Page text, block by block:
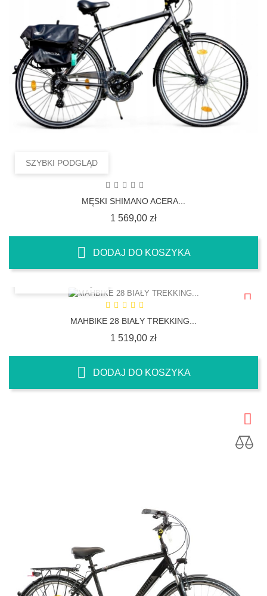
SZYBKI PODGLĄD
MĘSKI SHIMANO ACERA...
1 569,00 złCena
DODAJ DO KOSZYKA
MAHBIKE 28 BIAŁY TREKKING...
1 519,00 złCena
DODAJ DO KOSZYKA